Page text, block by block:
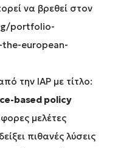
να βρεθεί στον
portfolio-
european-
την IAP με τίτλο:
-based policy
μελέτες
πιθανές λύσεις